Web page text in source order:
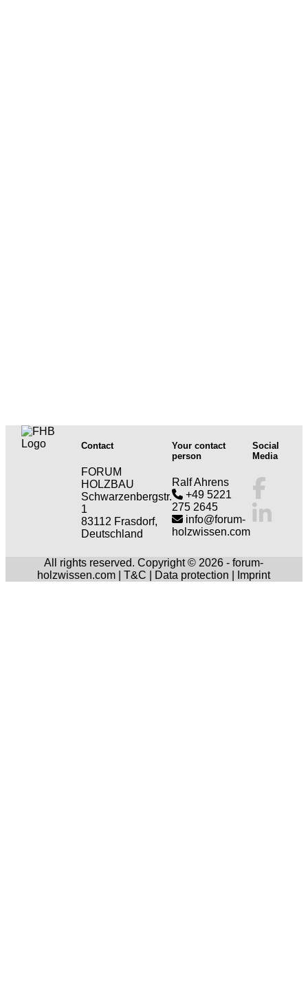
Contact
FORUM
HOLZBAU
Schwarzenbergstr.
1
83112 Frasdorf,
Deutschland
Your contact
person
Ralf Ahrens
+49 5221
275 2645
info@forum-
holzwissen.com
Social
Media
All rights reserved. Copyright © 2026 - forum-
holzwissen.com |T&C Data protection Imprint